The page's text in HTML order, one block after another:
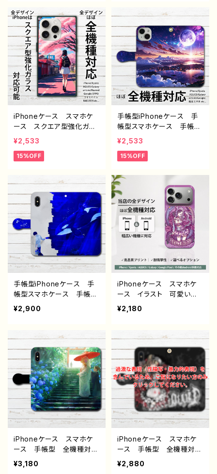
ンズ レディース iPhone
15/14/13/12/11 AQUOS
Xperia Googlepixel
Galaxy Android アンド
ロイド ケース アイフォン
ケース スマホカバー 携
帯 ハード カバー おす
すめ 個性的 人気 イラ
ストレーター 絵師 クリ
エイター オリジナル デ
ザイン グッズ ノンブラン
ド J1-9
ロイド ケース 個性的
おすすめ スマホカバー i
Phone 携帯 カバー ア
イフォンケース 人気 イラ
ストレーター 絵師 クリ
エイター オリジナル デ
ザイン グッズ ノンブラン
ド グッズ J1-9
iPhoneケース スマホケ
ース スクエア型強化ガラ
ス イラスト 女の子 後
ろ姿 エモい 風景 綺
麗 美しい 景色 桜 お
glepixel Galaxy Andr
oid アンドロイド ケー
ス アイフォンケース スマ
ホカバー おすすめ 個性
的 人気 イラストレータ
ー 絵師 クリエイター
オリジナル デザイン グッ
ズ ノンブランド J1-9
¥2,533
15%OFF
手帳型iPhoneケース 手
帳型スマホケース 手帳
型 全機種対応 イラス
ト エモい 風景 綺麗
美しい 景色 月 おしゃ
Phone15/14/13/12/11 AQ
UOS Xperia Googlep
ixel Galaxy Android
アンドロイド ケース 個
性的 おすすめ 人気 イ
ラストレーター クリエイタ
ー 絵師 オリジナル デ
ザイン ノンブランド グッ
ズ J1-9
¥2,533
15%OFF
手帳型iPhoneケース 手
帳型スマホケース 手帳
型 全機種対応 イラス
ト 男の子 かっこいい
れ 動物 シャチ かわい
ル レディース 女子 iPh
one15/14/13/12/11 AQU
OS Xperia Googlepix
el Galaxy Android
アンドロイド ケース 個
性的 おすすめ 人気 イ
ラストレーター クリエイタ
ー 絵師 オリジナル デ
ザイン グッズ タイトル：
少年とシャチ 作：しゅり
¥2,900
iPhoneケース スマホケ
ース イラスト 可愛い女
の子 かっこいい女子 お
しゃれ服 エモい ロッ
ンズ 高校生 男子 iP
hone17/16/15/14/13 AQ
UOS Xperia Googlep
ixel Android アンドロ
イド ケース ピアス タト
ゥー 黒髪 銀髪 白髪
ミニスカート 生足 フー
ド パーカー 個性的 お
すすめ 人気 イラストレ
ーター クリエイター タイ
トル：メデューサ 作：nero
¥2,180
iPhoneケース スマホケ
ース 手帳型 全機種対
応 イラスト 可愛い女の
子 男の子 かわいい お
¥3,180
iPhoneケース スマホケ
ース 手帳型 全機種対
応 イラスト 可愛い女の
子 かっこいい女子 おし
¥2,880